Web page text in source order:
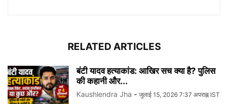
RELATED ARTICLES
बंटी यादव हत्याकांड: आखिर सच क्या है? पुलिस
की कहानी और...
Kaushlendra Jha - जुलाई 15, 2026 7:37 अपराह्न IST